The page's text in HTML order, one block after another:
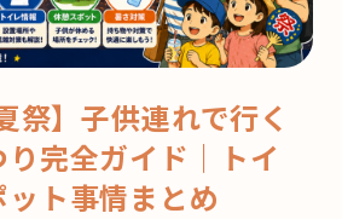
祭】子供連れで行く
完全ガイド｜トイ
ト事情まとめ